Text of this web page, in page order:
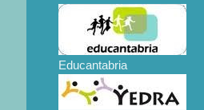
Educantabria